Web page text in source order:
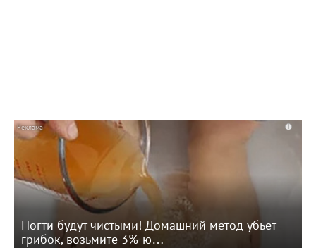
i
Ногти будут чистыми! Домашний метод убьет
грибок, возьмите 3%-ю…